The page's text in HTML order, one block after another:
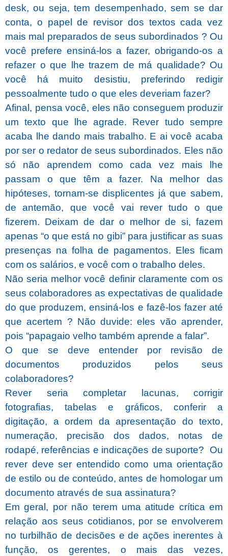
desk, ou seja, tem desempenhado, sem se dar
conta, o papel de revisor dos textos cada vez
mais mal preparados de seus subordinados ? Ou
você prefere ensiná-los a fazer, obrigando-os a
refazer o que lhe trazem de má qualidade? Ou
você há muito desistiu, preferindo redigir
pessoalmente tudo o que eles deveriam fazer?
Afinal, pensa você, eles não conseguem produzir
um texto que lhe agrade. Rever tudo sempre
acaba lhe dando mais trabalho. E ai você acaba
por ser o redator de seus subordinados. Eles não
só não aprendem como cada vez mais lhe
passam o que têm a fazer. Na melhor das
hipóteses, tornam-se displicentes já que sabem,
de antemão, que você vai rever tudo o que
fizerem. Deixam de dar o melhor de si, fazem
apenas “o que está no gibi” para justificar as suas
presenças na folha de pagamentos. Eles ficam
com os salários, e você com o trabalho deles.
Não seria melhor você definir claramente com os
seus colaboradores as expectativas de qualidade
do que produzem, ensiná-los e fazê-los fazer até
que acertem ? Não duvide: eles vão aprender,
pois “papagaio velho também aprende a falar”.
O que se deve entender por revisão de
documentos produzidos pelos seus
colaboradores?
Rever seria completar lacunas, corrigir
fotografias, tabelas e gráficos, conferir a
digitação, a ordem da apresentação do texto,
numeração, precisão dos dados, notas de
rodapé, referências e indicações de suporte? Ou
rever deve ser entendido como uma orientação
de estilo ou de conteúdo, antes de homologar um
documento através de sua assinatura?
Em geral, por não terem uma atitude crítica em
relação aos seus cotidianos, por se envolverem
no turbilhão de decisões e de ações inerentes à
função, os gerentes, o mais das vezes,